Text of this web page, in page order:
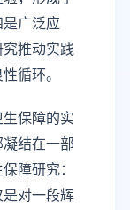
广泛应
推动实践
循环。
保障的实
结在一部
障研究：
对一段辉